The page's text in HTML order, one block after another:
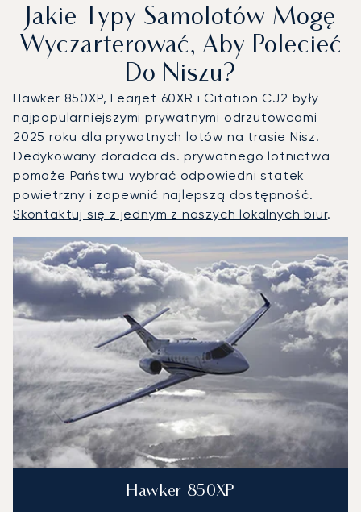
Jakie Typy Samolotów Mogę
Wyczarterować, Aby Polecieć
Do Niszu?
Hawker 850XP, Learjet 60XR i Citation CJ2 były
najpopularniejszymi prywatnymi odrzutowcami
2025 roku dla prywatnych lotów na trasie Nisz.
Dedykowany doradca ds. prywatnego lotnictwa
pomoże Państwu wybrać odpowiedni statek
powietrzny i zapewnić najlepszą dostępność.
Skontaktuj się z jednym z naszych lokalnych biur.
Zdjęcie samolotuModel samolotu
Miejsca
Prędkość (km/h)
Prędkość (węzły)Zasięg (km)
Zasięg (NM)
Hawker 850XP